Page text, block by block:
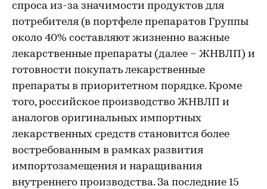
спроса из-за значимости продуктов для
потребителя (в портфеле препаратов Группы
около 40% составляют жизненно важные
лекарственные препараты (далее – ЖНВЛП) и
готовности покупать лекарственные
препараты в приоритетном порядке. Кроме
того, российское производство ЖНВЛП и
аналогов оригинальных импортных
лекарственных средств становится более
востребованным в рамках развития
импортозамещения и наращивания
внутреннего производства. За последние 15